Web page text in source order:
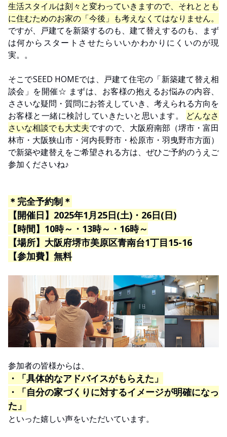
生活スタイルは刻々と変わっていきますので、それととも
に住むためのお家の「今後」も考えなくてはなりません。
ですが、戸建てを新築するのも、建て替えするのも、まず
は何からスタートさせたらいいかわかりにくいのが現
実。。
そこでSEED HOMEでは、戸建て住宅の「新築建て替え相
談会」を開催☆ まずは、お客様の抱えるお悩みの内容、
ささいな疑問・質問にお答えしていき、考えられる方向を
お客様と一緒に検討していきたいと思います。
どんなさ
さいな相談でも大丈夫ですので、大阪府南部（堺市・富田
林市・大阪狭山市・河内長野市・松原市・羽曳野市方面）
で新築や建替えをご希望される方は、ぜひご予約のうえご
参加くださいね♪
＊完全予約制＊
【開催日】2025年1月25日(土)・26日(日)
【時間】10時～・13時～・16時～
【場所】大阪府堺市美原区青南台1丁目15-16
【参加費】無料
参加者の皆様からは、
・「具体的なアドバイスがもらえた」
・「自分の家づくりに対するイメージが明確になっ
た」
といった嬉しい声をいただいています。